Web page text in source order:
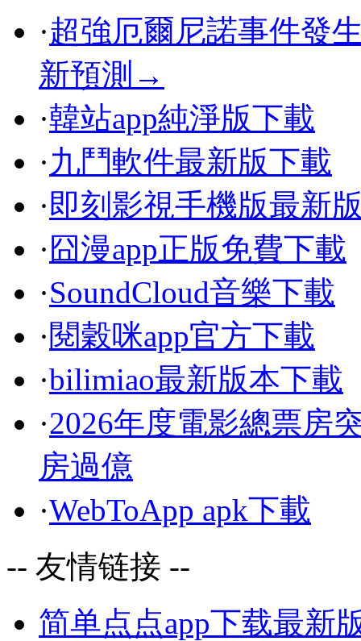
·超強厄爾尼諾事件發
新預測→
·韓站app純淨版下載
·九鬥軟件最新版下載
·即刻影視手機版最新
· 囧漫app正版免費下載
·SoundCloud音樂下載
·閱穀咪app官方下載
·bilimiao最新版本下載
·2026年度電影總票房
房過億
·WebToApp apk下載
-- 友情链接 --
简单点点app下载最新